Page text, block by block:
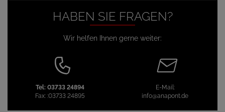
HABEN SIE FRAGEN?
Wir helfen Ihnen gerne weiter:
Tel: 03733 24894
Fax: :03733 24895
E-Mail:
info@anapont.de